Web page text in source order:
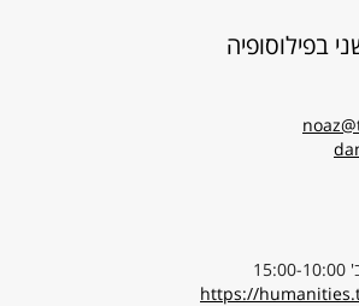
בפילוסופיה
https://